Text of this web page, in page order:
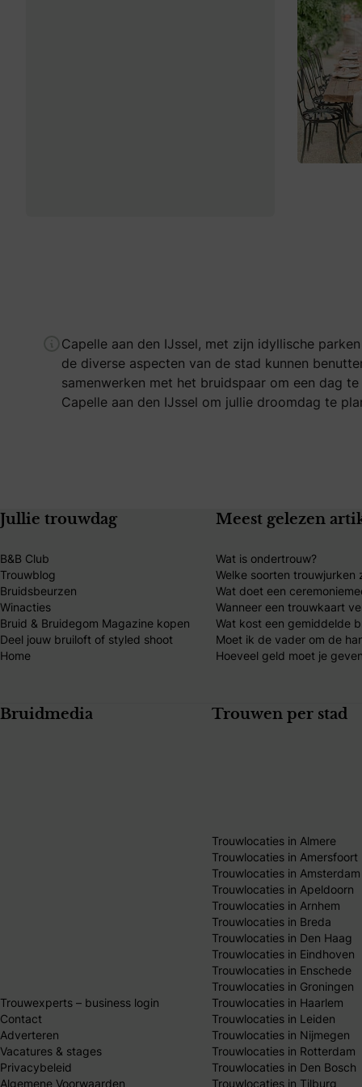
Capelle aan den IJssel, met zijn idyllische
de diverse aspecten van de stad kunnen
samenwerken met het bruidspaar om een dag
Capelle aan den IJssel om jullie droomdag te
Jullie trouwdag
B&B Club
Trouwblog
Bruidsbeurzen
Winacties
Bruid & Bruidegom Magazine kopen
Deel jouw bruiloft of styled shoot
Home
Meest gelezen
Wat is ondertrouw?
Welke soorten trouwjurken
Wat doet een
Wanneer een trouwkaart
Wat kost een gemiddelde
Moet ik de vader om de
Hoeveel geld moet je
Bruidmedia
Trouwexperts – business login
Contact
Adverteren
Vacatures & stages
Privacybeleid
Algemene Voorwaarden
Trouwen per stad
Trouwlocaties in Almere
Trouwlocaties in Amersfoort
Trouwlocaties in Amsterdam
Trouwlocaties in Apeldoorn
Trouwlocaties in Arnhem
Trouwlocaties in Breda
Trouwlocaties in Den Haag
Trouwlocaties in Eindhoven
Trouwlocaties in Enschede
Trouwlocaties in Groningen
Trouwlocaties in Haarlem
Trouwlocaties in Leiden
Trouwlocaties in Nijmegen
Trouwlocaties in Rotterdam
Trouwlocaties in Den Bosch
Trouwlocaties in Tilburg